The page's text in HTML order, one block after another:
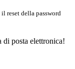
reset della password
di posta elettronica!